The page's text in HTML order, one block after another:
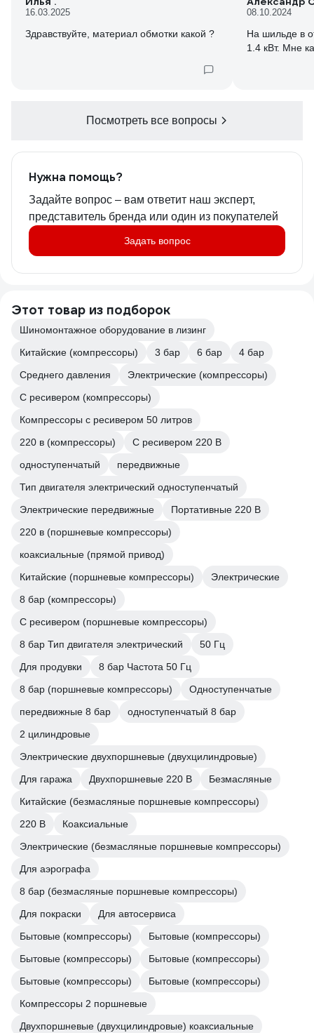
FubagAIR service master kit (180л/м, 6л) -
16.03.2025
Здравствуйте, материал обмотки какой ?
08.10.2024
На шильде в
1.4 кВт. Мне
Посмотреть все вопросы
Нужна помощь?
Задайте вопрос – вам ответит наш эксперт,
представитель бренда или один из покупателей
Задать вопрос
Этот товар из подборок
Шиномонтажное оборудование в лизинг
Китайские (компрессоры)
3 бар 6 бар
4 бар
Среднего давления
Электрические (компрессоры)
С ресивером (компрессоры)
Компрессоры с ресивером 50 литров
220 в (компрессоры)
С ресивером 220 В
одноступенчатый
передвижные
Тип двигателя электрический одноступенчатый
Электрические передвижные
Портативные 220 В
220 в (поршневые компрессоры)
коаксиальные (прямой привод)
Китайские (поршневые компрессоры)
Электрические
8 бар (компрессоры)
С ресивером (поршневые компрессоры)
8 бар Тип двигателя электрический
50 Гц
Для продувки
8 бар Частота 50 Гц
8 бар (поршневые компрессоры)
Одноступенчатые
передвижные 8 бар
одноступенчатый 8 бар
2 цилиндровые
Электрические двухпоршневые (двухцилиндровые)
Для гаража
Двухпоршневые 220 В
Безмасляные
Китайские (безмасляные поршневые компрессоры)
220 В
Коаксиальные
Электрические (безмасляные поршневые компрессоры)
Для аэрографа
8 бар (безмасляные поршневые компрессоры)
Для покраски
Для автосервиса
Бытовые (компрессоры)
Бытовые (компрессоры)
Бытовые (компрессоры)
Бытовые (компрессоры)
Бытовые (компрессоры)
Бытовые (компрессоры)
Компрессоры 2 поршневые
Двухпоршневые (двухцилиндровые) коаксиальные